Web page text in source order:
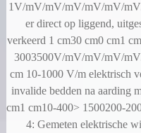
1V/mV/mV/mV/mV/mV/mV/
er direct op liggend,
verkeerd 1 cm30 cm0 cm1
3003500V/mV/mV/mV/
cm 10-1000 V/m elektrisch
invalide bedden na aarding
cm1 cm10-400> 1500200-
4: Gemeten elektrische